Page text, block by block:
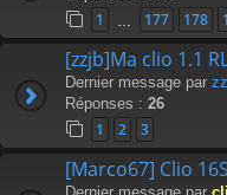
1 177 178
[zzjb]Ma clio 1.1
Dernier message par
Réponses : 26
1 2 3
[Marco67] Clio
Dernier message par